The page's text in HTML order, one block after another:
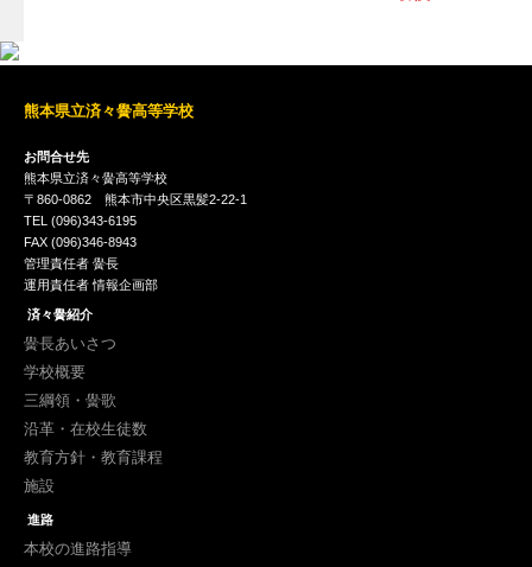
熊本県立済々黌高等学校
お問合せ先
熊本県立済々黌高等学校
〒860-0862 熊本市中央区黒髪2-22-1
TEL (096)343-6195
FAX (096)346-8943
管理責任者 黌長
運用責任者 情報企画部
済々黌紹介
黌長あいさつ
学校概要
三綱領・黌歌
沿革・在校生徒数
教育方針・教育課程
施設
進路
本校の進路指導